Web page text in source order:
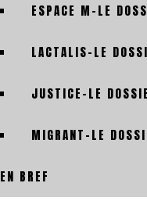
ESPACE M-LE
LACTALIS-LE
JUSTICE-LE
MIGRANT-LE
EN BREF